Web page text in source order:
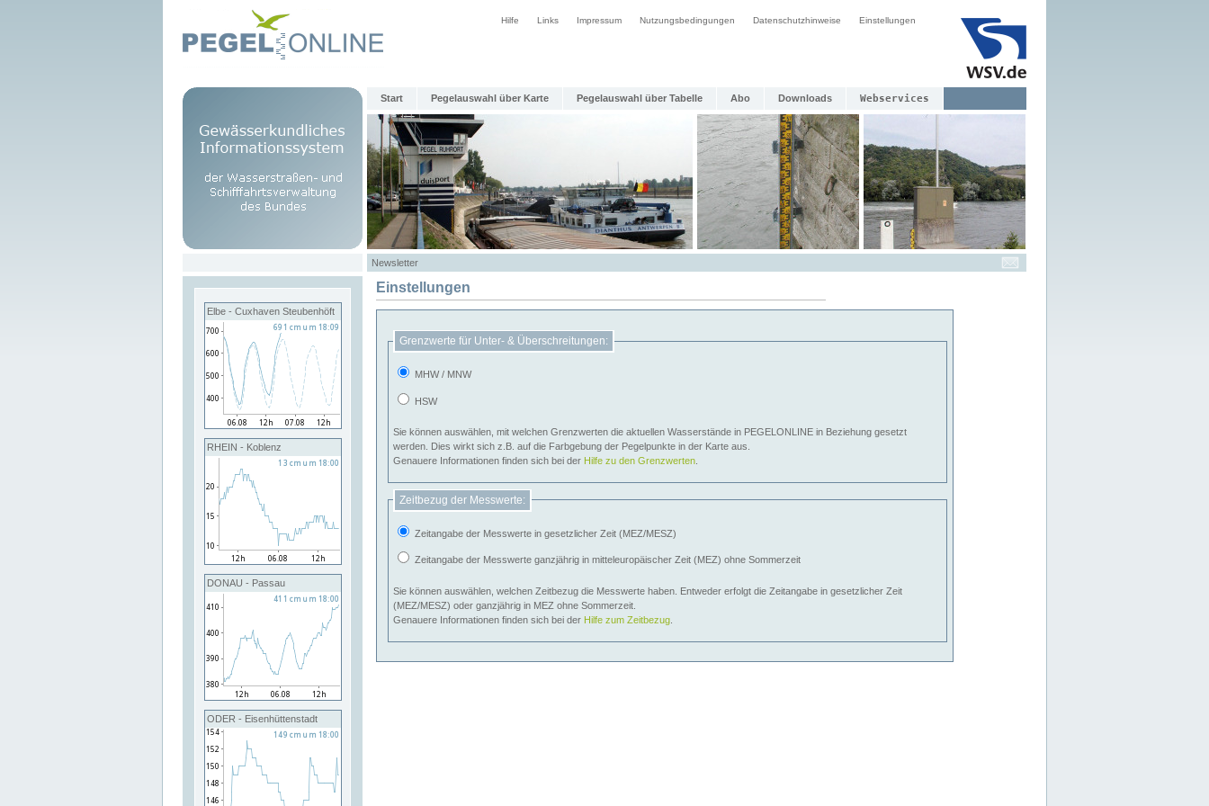
Hilfe Links Impressum Nutzungsbedingungen Datenschutzhinweise Einstellungen
Start Pegelauswahl über Karte Pegelauswahl über Tabelle Abo Downloads Webservices
Newsletter
Elbe - Cuxhaven Steubenhöft
RHEIN - Koblenz
DONAU - Passau
ODER - Eisenhüttenstadt
Einstellungen
Grenzwerte für Unter- & Überschreitungen:
MHW / MNW
HSW
Sie können auswählen, mit welchen Grenzwerten die aktuellen Wasserstände in PEGELONLINE in Beziehung gesetzt
werden. Dies wirkt sich z.B. auf die Farbgebung der Pegelpunkte in der Karte aus.
Genauere Informationen finden sich bei der Hilfe zu den Grenzwerten
Zeitbezug der Messwerte:
Zeitangabe der Messwerte in gesetzlicher Zeit (MEZ/MESZ)
Zeitangabe der Messwerte ganzjährig in mitteleuropäischer Zeit (MEZ) ohne Sommerzeit
Sie können auswählen, welchen Zeitbezug die Messwerte haben. Entweder erfolgt die Zeitangabe in gesetzlicher Zeit
(MEZ/MESZ) oder ganzjährig in MEZ ohne Sommerzeit.
Genauere Informationen finden sich bei der Hilfe zum Zeitbezug